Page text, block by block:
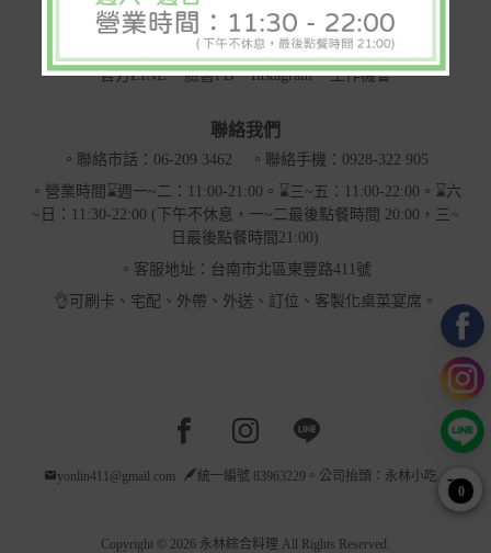
社群平台
官方LINE 臉書FB Instagram 工作機會
聯絡我們
。聯絡市話：06-209 3462
。聯絡手機：0928-322 905
。營業時間⌛週一~二：11:00-21:00。⌛三~五：11:00-22:00。⌛六
~日：11:30-22:00 (下午不休息，一~二最後點餐時間 20:00，三~
日最後點餐時間21:00)
。客服地址：台南市北區東豐路411號
👌可刷卡、宅配、外帶、外送、訂位、客製化桌菜宴席。
Facebook pageInstagram page
Line page
yonlin411@gmail.com 統一編號 83963229。公司抬頭：永林小吃
Copyright © 2026 永林綜合料理 All Rights Reserved.
0